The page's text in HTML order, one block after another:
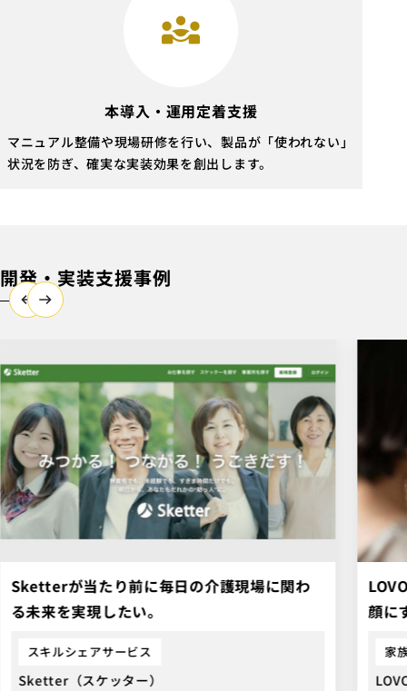
本導入・運用定着支援
マニュアル整備や現場研修を行い、製品が「使われない」
状況を防ぎ、確実な実装効果を創出します。
開発・実装支援事例
Sketterが当たり前に毎日の介護現場に関わ
る未来を実現したい。
スキルシェアサービス
Sketter（スケッター）
顔に
家